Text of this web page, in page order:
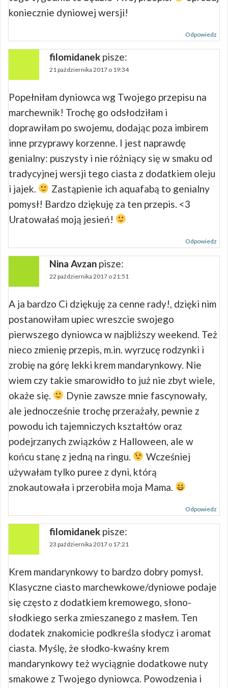
koniecznie dyniowej wersji!
Odpowiedz
filomidanek pisze:
21 października 2017 o 19:34
Popełniłam dyniowca wg Twojego przepisu na
marchewnik! Trochę go odsłodziłam i
doprawiłam po swojemu, dodając poza imbirem
inne przyprawy korzenne. I jest naprawdę
genialny: puszysty i nie różniący się w smaku od
tradycyjnej wersji tego ciasta z dodatkiem oleju
i jajek.
Zastąpienie ich aquafabą to genialny
pomysł! Bardzo dziękuję za ten przepis. <3
Uratowałaś moją jesień!
Odpowiedz
Nina Avzan pisze:
22 października 2017 o 21:51
A ja bardzo Ci dziękuję za cenne rady!, dzięki nim
postanowiłam upiec wreszcie swojego
pierwszego dyniowca w najbliższy weekend. Też
nieco zmienię przepis, m.in. wyrzucę rodzynki i
zrobię na górę lekki krem mandarynkowy. Nie
wiem czy takie smarowidło to już nie zbyt wiele,
okaże się.
Dynie zawsze mnie fascynowały,
ale jednocześnie trochę przerażały, pewnie z
powodu ich tajemniczych kształtów oraz
podejrzanych związków z Halloween, ale w
końcu stanę z jedną na ringu.
Wcześniej
używałam tylko puree z dyni, którą
znokautowała i przerobiła moja Mama.
Odpowiedz
filomidanek pisze:
23 października 2017 o 17:21
Krem mandarynkowy to bardzo dobry pomysł.
Klasyczne ciasto marchewkowe/dyniowe podaje
się często z dodatkiem kremowego, słono-
słodkiego serka zmieszanego z masłem. Ten
dodatek znakomicie podkreśla słodycz i aromat
ciasta. Myślę, że słodko-kwaśny krem
mandarynkowy też wyciągnie dodatkowe nuty
smakowe z Twojego dyniowca. Powodzenia i